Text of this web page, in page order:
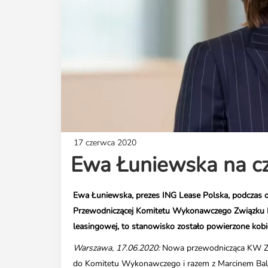
17 czerwca 2020
Ewa Łuniewska na
Ewa Łuniewska, prezes ING Lease Polska,
Przewodniczącej Komitetu Wykonawczego
leasingowej, to stanowisko zostało powierzone
Warszawa, 17.06.2020:Nowa przewodnicząca KW
do Komitetu Wykonawczego i razem z Marcinem